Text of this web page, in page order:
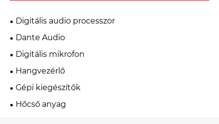
Digitális audio processzor
Dante Audio
Digitális mikrofon
Hangvezérlő
Gépi kiegészítők
Hőcső anyag